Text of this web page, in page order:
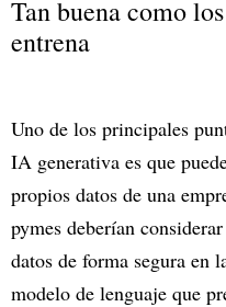
Tan buena como
entrena
Uno de los principales
IA generativa es que
propios datos de una
pymes deberían
datos de forma segura en
modelo de lenguaje que